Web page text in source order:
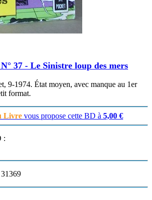
37 - Le Sinistre loup des mers
9-1974. État moyen, avec manque au 1er
format.
Livre vous propose cette BD à 5,00 €
: